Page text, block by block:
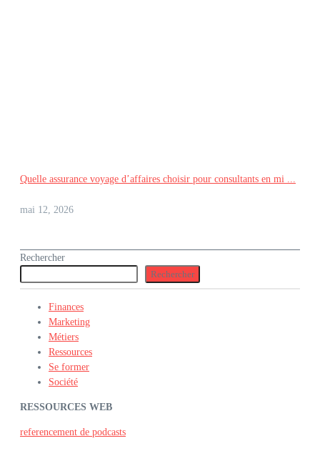
Quelle assurance voyage d’affaires choisir pour consultants en mi ...
mai 12, 2026
Rechercher
Rechercher
Finances
Marketing
Métiers
Ressources
Se former
Société
RESSOURCES WEB
referencement de podcasts